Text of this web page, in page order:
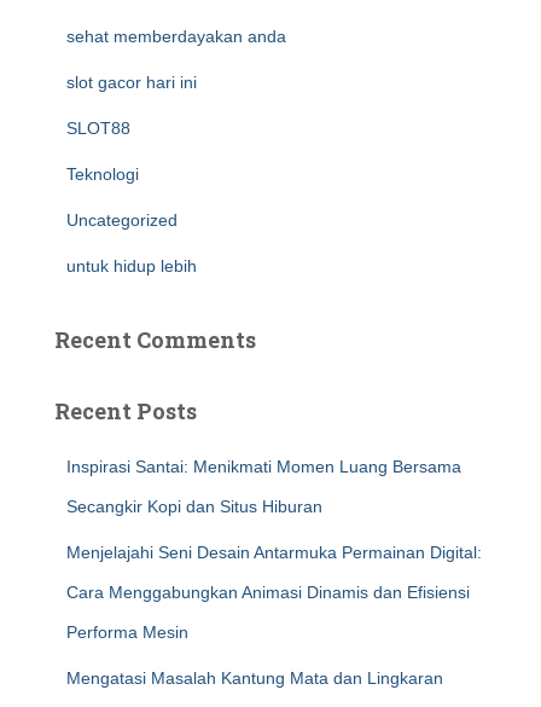
sehat memberdayakan anda
slot gacor hari ini
SLOT88
Teknologi
Uncategorized
untuk hidup lebih
Recent Comments
Recent Posts
Inspirasi Santai: Menikmati Momen Luang Bersama
Secangkir Kopi dan Situs Hiburan
Menjelajahi Seni Desain Antarmuka Permainan Digital:
Cara Menggabungkan Animasi Dinamis dan Efisiensi
Performa Mesin
Mengatasi Masalah Kantung Mata dan Lingkaran